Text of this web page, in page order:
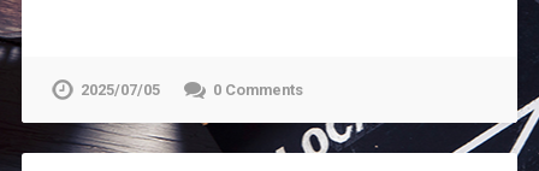
2025/07/05 0 Comments